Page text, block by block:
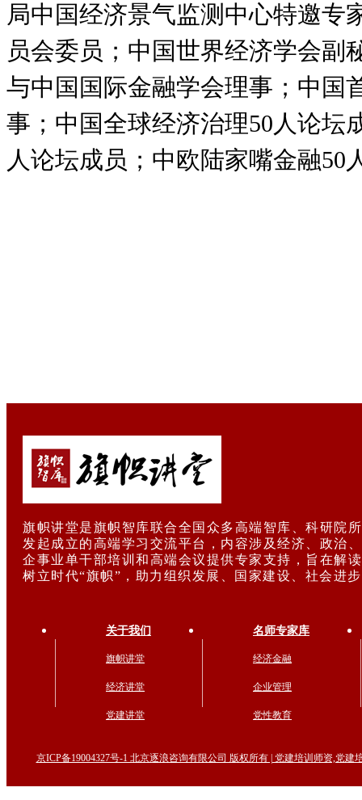
局中国经济景气监测中心特邀专
员会委员；中国世界经济学会副
与中国国际金融学会理事；中国
事；中国全球经济治理50人论坛
人论坛成员；中欧陆家嘴金融50
旗帜讲堂是旗帜智库联合全国众多高端智库、科研院
发起成立的高端学习交流平台，内容涉及经济、政治
企事业单干部培训和高端会议提供专家支持，旨在解
树立时代“旗帜”，助力组织发展、国家建设、社会进
关于我们
旗帜讲堂
经济讲堂
党建讲堂
名师专家库
经济金融
企业管理
党性教育
京ICP备19004327号-1 北京逐浪咨询有限公司 版权所有 | 党建培训师资,党